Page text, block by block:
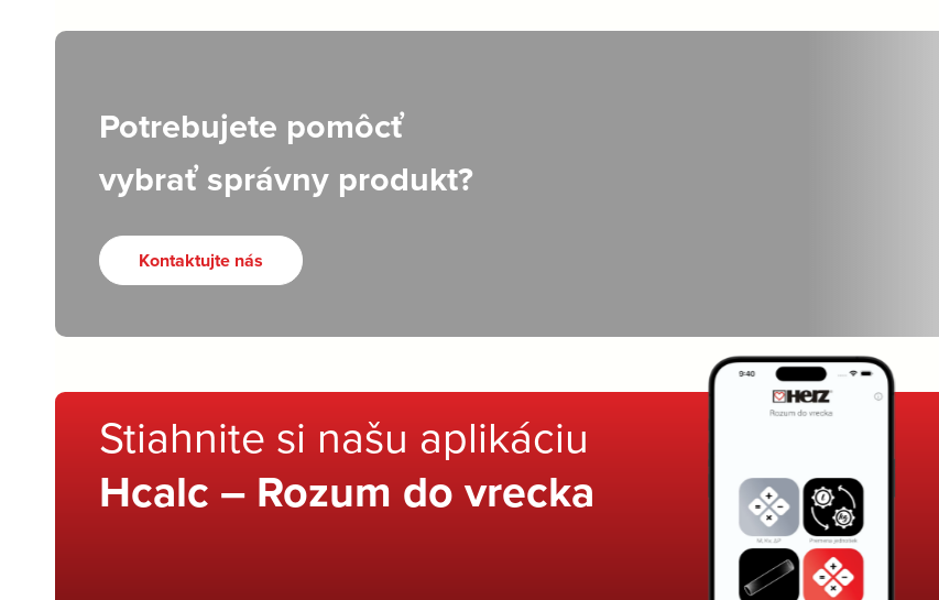
Potrebujete pomôcť
vybrať správny produkt?
Kontaktujte nás
Stiahnite si našu aplikáciu
Hcalc – Rozum do vrecka